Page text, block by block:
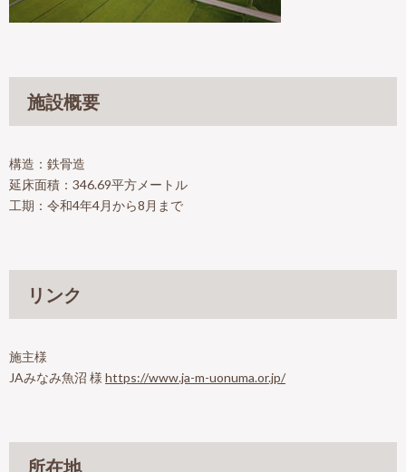
施設概要
構造：鉄骨造
延床面積：346.69平方メートル
工期：令和4年4月から8月まで
リンク
施主様
JAみなみ魚沼 様 https://www.ja-m-uonuma.or.jp/
所在地